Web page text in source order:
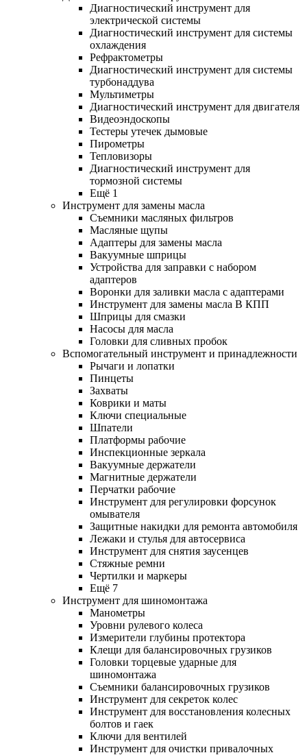
Диагностический инструмент для
электрической системы
Диагностический инструмент для системы
охлаждения
Рефрактометры
Диагностический инструмент для системы
турбонаддува
Мультиметры
Диагностический инструмент для двигателя
Видеоэндоскопы
Тестеры утечек дымовые
Пирометры
Тепловизоры
Диагностический инструмент для
тормозной системы
Ещё 1
Инструмент для замены масла
Съемники масляных фильтров
Масляные щупы
Адаптеры для замены масла
Вакуумные шприцы
Устройства для заправки с набором
адаптеров
Воронки для заливки масла с адаптерами
Инструмент для замены масла В КПП
Шприцы для смазки
Насосы для масла
Головки для сливных пробок
Вспомогательный инструмент и принадлежности
Рычаги и лопатки
Пинцеты
Захваты
Коврики и маты
Ключи специальные
Шпатели
Платформы рабочие
Инспекционные зеркала
Вакуумные держатели
Магнитные держатели
Перчатки рабочие
Инструмент для регулировки форсунок
омывателя
Защитные накидки для ремонта автомобиля
Лежаки и стулья для автосервиса
Инструмент для снятия заусенцев
Стяжные ремни
Чертилки и маркеры
Ещё 7
Инструмент для шиномонтажа
Манометры
Уровни рулевого колеса
Измерители глубины протектора
Клещи для балансировочных грузиков
Головки торцевые ударные для
шиномонтажа
Съемники балансировочных грузиков
Инструмент для секреток колес
Инструмент для восстановления колесных
болтов и гаек
Ключи для вентилей
Инструмент для очистки привалочных